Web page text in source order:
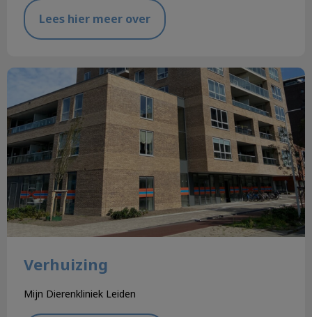
Lees hier meer over
Verhuizing
Verhuizing
Mijn Dierenkliniek Leiden